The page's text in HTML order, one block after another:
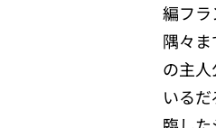
編フ
隅々
の主
いる